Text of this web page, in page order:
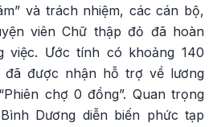
và trách nhiệm, các cán bộ,
viên Chữ thập đỏ đã hoàn
việc. Ước tính có khoảng 140
đã được nhận hỗ trợ về lương
chợ 0 đồng”. Quan trọng
Dương diễn biến phức tạp